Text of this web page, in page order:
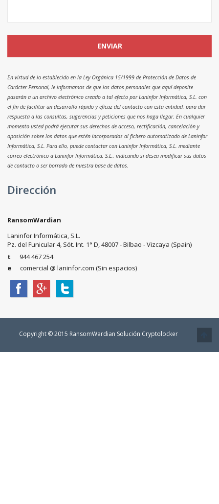
En virtud de lo establecido en la Ley Orgánica 15/1999 de Protección de Datos de
Carácter Personal, le informamos de que los datos personales que aquí deposite
pasarán a un archivo electrónico creado a tal efecto por Laninfor Informática, S.L. con
el fin de facilitar un desarrollo rápido y eficaz del contacto con esta entidad, para dar
respuesta a las consultas, sugerencias y peticiones que nos haga llegar. En cualquier
momento usted podrá ejecutar sus derechos de acceso, rectificación, cancelación y
oposición sobre los datos que estén incorporados al fichero automatizado de Laninfor
Informática, S.L. Para ello, puede contactar con Laninfor Informática, S.L. mediante
correo electrónico a Laninfor Informática, S.L., indicando si desea modificar sus datos
de contacto o ser borrado de nuestra base de datos.
Dirección
RansomWardian
Laninfor Informática, S.L.
Pz. del Funicular 4, Sót. Int. 1° D, 48007 - Bilbao - Vizcaya (Spain)
t
944 467 254
e
comercial @ laninfor.com (Sin espacios)
Copyright © 2015 RansomWardian Solución Cryptolocker